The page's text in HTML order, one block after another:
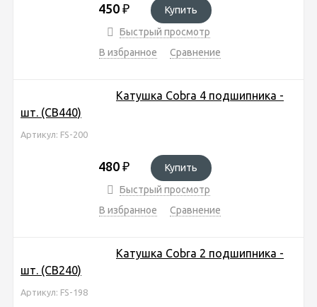
450 ₽
Купить
Быстрый просмотр
В избранное
Сравнение
Катушка Cobra 4 подшипника -
шт. (CB440)
Артикул: FS-200
480 ₽
Купить
Быстрый просмотр
В избранное
Сравнение
Катушка Cobra 2 подшипника -
шт. (CB240)
Артикул: FS-198